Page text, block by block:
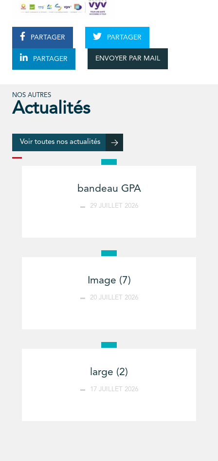
PARTAGER PARTAGER
PARTAGER ENVOYER PAR MAIL
NOS AUTRES
Actualités
Voir toutes nos actualités
bandeau GPA
29 JUILLET 2026
Image (7)
20 JUILLET 2026
large (2)
17 JUILLET 2026